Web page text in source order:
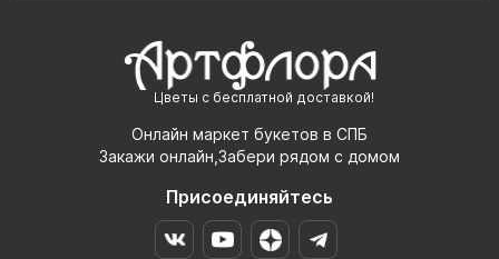
Цветы с бесплатной доставкой!
Онлайн маркет букетов в СПБ
Закажи онлайн,Забери рядом с домом
Присоединяйтесь